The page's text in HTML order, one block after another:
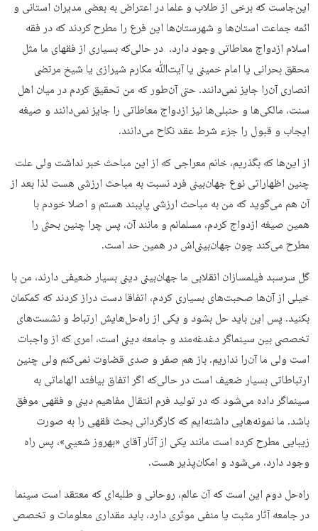
این‌جاست که برخی از طلاب و علما در اعتراض به بعضی مدیران استانی و
ائمه جماعت استان‌ها و شهرستان‌ها این فرع را مطرح کردند که در فقه
اسلام ازدواج معاطاتی وجود دارد. در حالی‌که بسیاری از فقهای ما مثل
محقق بحرانی یا امام خمینی یا آیت‌ﷲ مکارم شیرازی یا شیخ مرتضی‌
انصاری آن‌را جایز نمی‌دانند. حتی آن‌طور که من تحقیق کردم در میان اهل
سنت، مالکی‌ها و حنبلی‌ها نیز ازدواج معاطاتی را جایز نمی‌دانند و صیغه
ایجاب و قبول را جزء شرط عقد نکاح می‌دانند.
از این‌ها که بگذریم، خانم معراجی که از این مباحث خبر نداشت ولی علت
چنین اظهاراتی نوع جهان‌بینی فرد نسبت به مباحث ارزشی هست لذا بعد از
آن هم می‌گوید که من به مباحث ارزشی پایبند هستم و اصلا خودم با
همین صیغه ازدواج کردم، مسلمانم و مانند آن، پس چرا چنین بحثی را
مطرح می‌کند چون جهان‌بینی‌اش در همین حد است.
گل سرسبد فیلمسازان انقلابی ما جهان‌بینی دینی بسیار ضعیفی دارند، من با
خیلی از آن‌ها صحبت‌های بسیاری کردم، اتفاقا دست دراز کردند که کمکمان
بکنید. پس این باید حل بشود و یکی از راه‌حل‌هایش ارتباط و نشست‌های
تخصصی بین سینماگر دغدغه‌مند و جامعه دینی است، امری که از واجبات
است ولی ما آن‌را نداریم. باز هم صفر و صدی قضاوت نمی‌کنم ولی چنین
ارتباطاتی بسیار ضعیف است در حالی‌که اگر اتفاق بیافتد الهاماتی به
سینماگر داده می‌شود که در تولید فرم انتقال مفاهیم دینی و فقهی موفق
باشد. ما نمونه‌هایی داشته‌ایم که کارگردانی بحث فقهی را به صورت
زیبایی مطرح کرده است مانند یکی از آثار آقای «بهروز شعیبی»، پس راه
وجود دارد، می‌شود و امکان‌پذیر هست.
راه‌حل دوم این است که آن عالم، روحانی و طلبه‌ای که معتقد است سینما
در جامعه آثار مثبت یا منفی موثری دارد، باید مقداری معلومات و تخصص